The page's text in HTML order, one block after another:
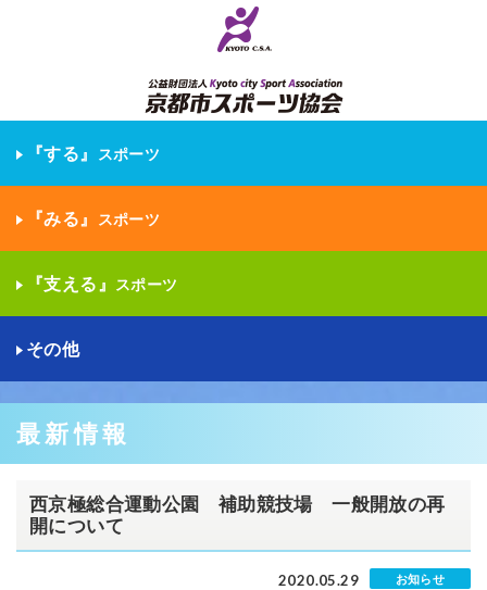
『する』 スポーツ
『みる』 スポーツ
『支える』 スポーツ
その他
最新情報
西京極総合運動公園 補助競技場 一般開放の再
開について
2020.05.29 お知らせ